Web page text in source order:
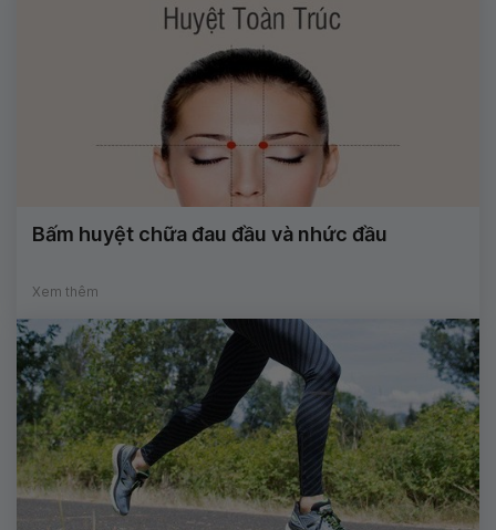
Bấm huyệt chữa đau đầu và nhức đầu
Xem thêm